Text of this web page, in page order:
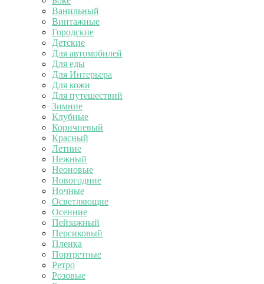
Ванильный
Винтажные
Городские
Детские
Для автомобилей
Для еды
Для Интерьера
Для кожи
Для путешествий
Зимние
Клубные
Коричневый
Красный
Летние
Нежный
Неоновые
Новогодние
Ночные
Осветляющие
Осенние
Пейзажный
Персиковый
Пленка
Портретные
Ретро
Розовые